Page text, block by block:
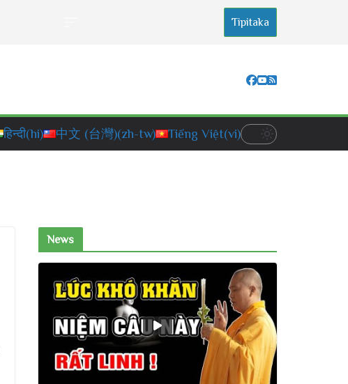
Tipitaka
हिन्दी(hi) 中文 (台灣)(zh-tw) Tiếng Việt(vi)
News